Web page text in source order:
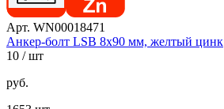
Арт. WN00018471
Анкер-болт LSB 8х90 мм, желтый цинк
10 / шт
руб.